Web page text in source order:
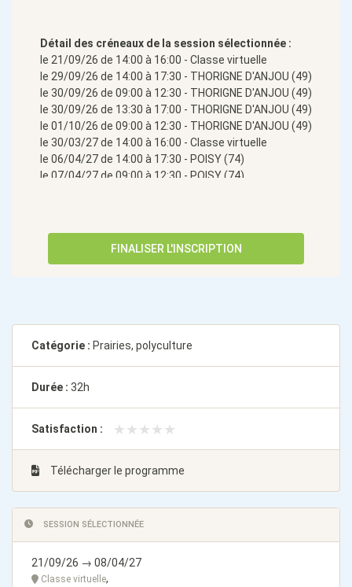
Détail des créneaux de la session sélectionnée :
le 21/09/26 de 14:00 à 16:00 - Classe virtuelle
le 29/09/26 de 14:00 à 17:30 - THORIGNE D'ANJOU (49)
le 30/09/26 de 09:00 à 12:30 - THORIGNE D'ANJOU (49)
le 30/09/26 de 13:30 à 17:00 - THORIGNE D'ANJOU (49)
le 01/10/26 de 09:00 à 12:30 - THORIGNE D'ANJOU (49)
le 30/03/27 de 14:00 à 16:00 - Classe virtuelle
le 06/04/27 de 14:00 à 17:30 - POISY (74)
le 07/04/27 de 09:00 à 12:30 - POISY (74)
FINALISER L'INSCRIPTION
Catégorie : Prairies, polyculture
Durée : 32h
Satisfaction : ★★★★★
★★★★★
Télécharger le programme
SESSION SÉLECTIONNÉE
21/09/26 → 08/04/27
Classe virtuelle,